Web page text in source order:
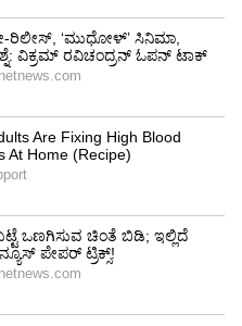
ಬಾರಿ ಯಶಸ್ವಿ!
ಜಾಗವನ್ನು
ಸಮುದ್ರ
ಎತ್ತರದಲ್ಲಿರುವ
ಅವಳ ಸ್ಕೆಚ್
ಲೋಹಗಡ